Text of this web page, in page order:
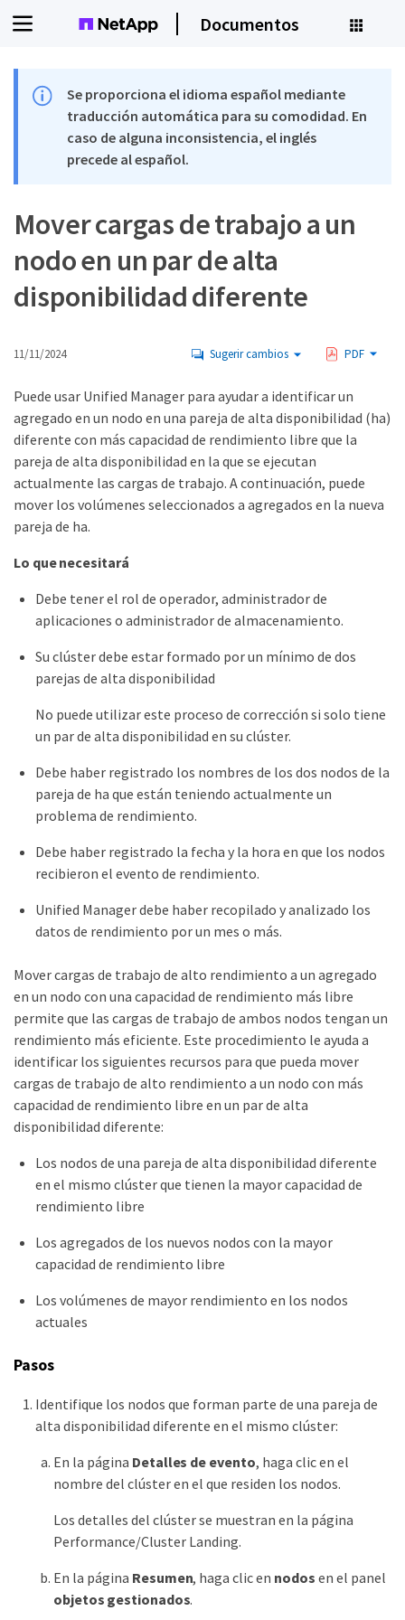
Documentos
Se proporciona el idioma español mediante
traducción automática para su comodidad. En
caso de alguna inconsistencia, el inglés
precede al español.
Mover cargas de trabajo a un
nodo en un par de alta
disponibilidad diferente
11/11/2024 Sugerir cambios PDF
Puede usar Unified Manager para ayudar a identificar un
agregado en un nodo en una pareja de alta disponibilidad (ha)
diferente con más capacidad de rendimiento libre que la
pareja de alta disponibilidad en la que se ejecutan
actualmente las cargas de trabajo. A continuación, puede
mover los volúmenes seleccionados a agregados en la nueva
pareja de ha.
Lo que necesitará
Debe tener el rol de operador, administrador de
aplicaciones o administrador de almacenamiento.
Su clúster debe estar formado por un mínimo de dos
parejas de alta disponibilidad
No puede utilizar este proceso de corrección si solo tiene
un par de alta disponibilidad en su clúster.
Debe haber registrado los nombres de los dos nodos de la
pareja de ha que están teniendo actualmente un
problema de rendimiento.
Debe haber registrado la fecha y la hora en que los nodos
recibieron el evento de rendimiento.
Unified Manager debe haber recopilado y analizado los
datos de rendimiento por un mes o más.
Mover cargas de trabajo de alto rendimiento a un agregado
en un nodo con una capacidad de rendimiento más libre
permite que las cargas de trabajo de ambos nodos tengan un
rendimiento más eficiente. Este procedimiento le ayuda a
identificar los siguientes recursos para que pueda mover
cargas de trabajo de alto rendimiento a un nodo con más
capacidad de rendimiento libre en un par de alta
disponibilidad diferente:
Los nodos de una pareja de alta disponibilidad diferente
en el mismo clúster que tienen la mayor capacidad de
rendimiento libre
Los agregados de los nuevos nodos con la mayor
capacidad de rendimiento libre
Los volúmenes de mayor rendimiento en los nodos
actuales
Pasos
Identifique los nodos que forman parte de una pareja de
alta disponibilidad diferente en el mismo clúster:
En la página Detalles de evento, haga clic en el
nombre del clúster en el que residen los nodos.
Los detalles del clúster se muestran en la página
Performance/Cluster Landing.
En la página Resumen, haga clic en nodos en el panel
objetos gestionados.